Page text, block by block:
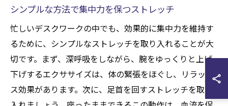
シンプルな方法で集中力を保つストレッチ
忙しいデスクワークの中でも、効果的に集中力を維持す
るために、シンプルなストレッチを取り入れることが大
切です。まず、深呼吸をしながら、腕をゆっくりと上げ
下げするエクササイズは、体の緊張をほぐし、リラック
ス効果があります。次に、足首を回すストレッチを取り